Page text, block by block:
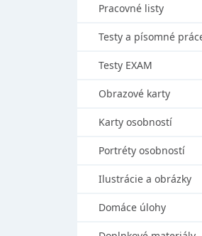
Pracovné listy
Testy a písomné
Testy EXAM
Obrazové karty
Karty osobností
Portréty osobností
Ilustrácie a obrázky
Domáce úlohy